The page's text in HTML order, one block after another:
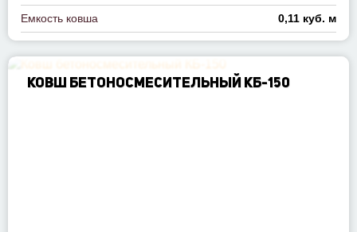
Емкость ковша 0,11 куб. м
КОВШ БЕТОНОСМЕСИТЕЛЬНЫЙ КБ-150